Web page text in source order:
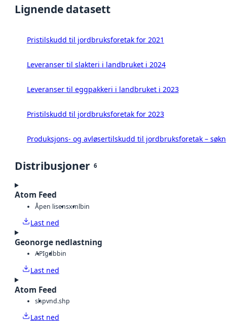
Lignende datasett
Pristilskudd til jordbruksforetak for 2021
Leveranser til slakteri i landbruket i 2024
Leveranser til eggpakkeri i landbruket i 2023
Pristilskudd til jordbruksforetak for 2023
Produksjons- og avløsertilskudd til jordbruksforetak –
Distribusjoner 6
Atom Feed
Åpen lisensxmlbin
Last ned
Geonorge nedlastning
APIgdbbin
Last ned
Atom Feed
shpvnd.shp
Last ned